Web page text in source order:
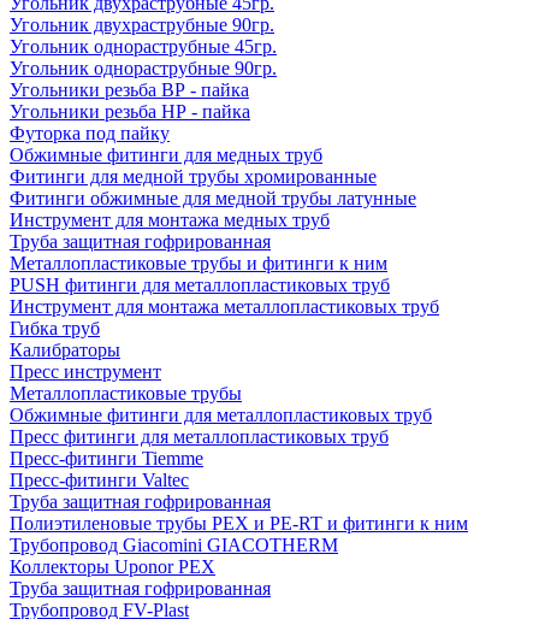
Угольник двухраструбные 90гр.
Угольник однораструбные 45гр.
Угольник однораструбные 90гр.
Угольники резьба ВР - пайка
Угольники резьба НР - пайка
Футорка под пайку
Обжимные фитинги для медных труб
Фитинги для медной трубы хромированные
Фитинги обжимные для медной трубы латунные
Инструмент для монтажа медных труб
Труба защитная гофрированная
Металлопластиковые трубы и фитинги к ним
PUSH фитинги для металлопластиковых труб
Инструмент для монтажа металлопластиковых труб
Гибка труб
Калибраторы
Пресс инструмент
Металлопластиковые трубы
Обжимные фитинги для металлопластиковых труб
Пресс фитинги для металлопластиковых труб
Пресс-фитинги Tiemme
Пресс-фитинги Valtec
Труба защитная гофрированная
Полиэтиленовые трубы PEX и PE-RT и фитинги к ним
Трубопровод Giacomini GIACOTHERM
Коллекторы Uponor PEX
Труба защитная гофрированная
Трубопровод FV-Plast